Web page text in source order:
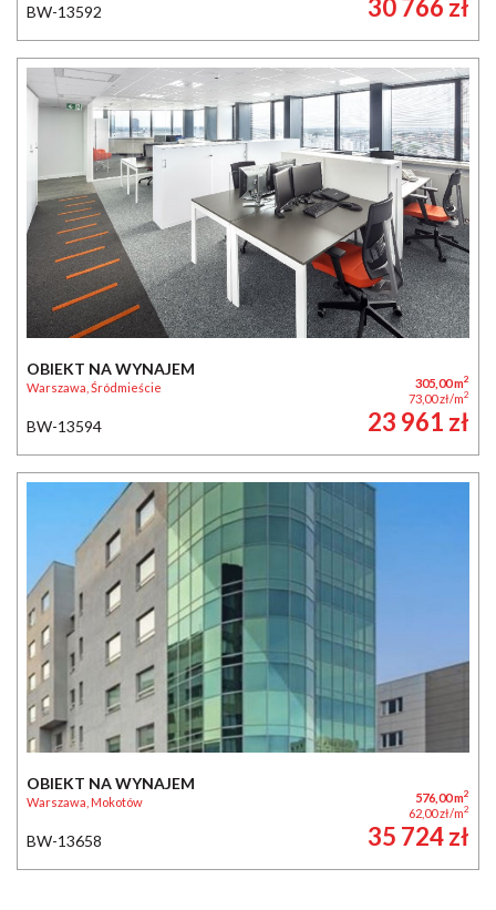
BW-13592 30 766 zł
OBIEKT NA WYNAJEM
Warszawa, Śródmieście 305,00 m2
73,00 zł/m2
BW-13594 23 961 zł
OBIEKT NA WYNAJEM
Warszawa, Mokotów 576,00 m2
62,00 zł/m2
BW-13658 35 724 zł